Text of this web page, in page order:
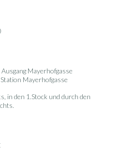
Mayerhofgasse
Mayerhofgasse
in den 1.Stock und durch den